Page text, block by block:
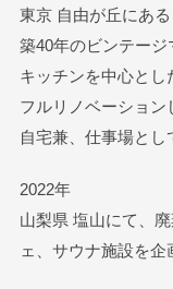
東京 自由が丘にある
築40年のビンテージ
キッチンを中心とし
フルリノベーション
自宅兼、仕事場とし
2022年
山梨県 塩山にて、
ェ、サウナ施設を企